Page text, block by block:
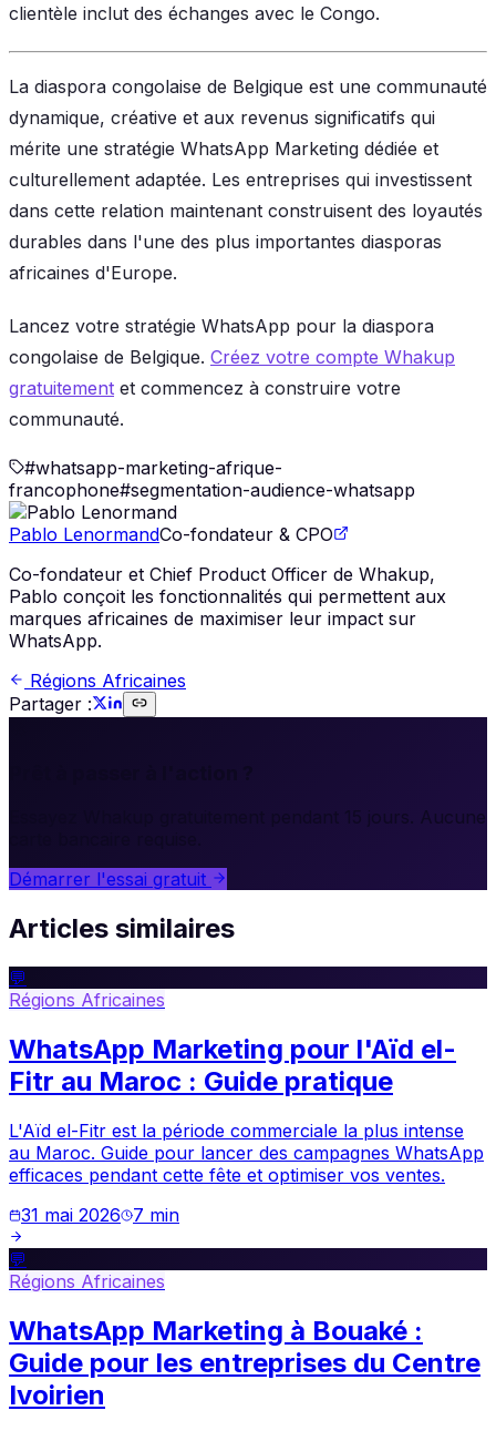
clientèle inclut des échanges avec le Congo.
La diaspora congolaise de Belgique est une communauté
dynamique, créative et aux revenus significatifs qui
mérite une stratégie WhatsApp Marketing dédiée et
culturellement adaptée. Les entreprises qui investissent
dans cette relation maintenant construisent des loyautés
durables dans l'une des plus importantes diasporas
africaines d'Europe.
Lancez votre stratégie WhatsApp pour la diaspora
congolaise de Belgique. Créez votre compte Whakup
gratuitement et commencez à construire votre
communauté.
#whatsapp-marketing-afrique-
francophone#segmentation-audience-whatsapp
Pablo LenormandCo-fondateur & CPO
Co-fondateur et Chief Product Officer de Whakup,
Pablo conçoit les fonctionnalités qui permettent aux
marques africaines de maximiser leur impact sur
WhatsApp.
Régions Africaines
Partager :
Essayez Whakup gratuitement pendant 15 jours. Aucune
Démarrer l'essai gratuit
Articles similaires
💬
Régions Africaines
WhatsApp Marketing pour l'Aïd el-
Fitr au Maroc : Guide pratique
L'Aïd el-Fitr est la période commerciale la plus intense
au Maroc. Guide pour lancer des campagnes WhatsApp
efficaces pendant cette fête et optimiser vos ventes.
31 mai 2026
7 min
💬
Régions Africaines
WhatsApp Marketing à Bouaké :
Guide pour les entreprises du Centre
Ivoirien